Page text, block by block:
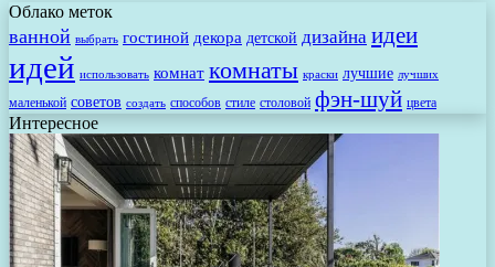
Облако меток
ванной выбрать гостиной декора детской дизайна идеи
идей использовать комнат комнаты краски лучшие лучших
маленькой советов создать способов стиле столовой фэн-шуй цвета
Интересное